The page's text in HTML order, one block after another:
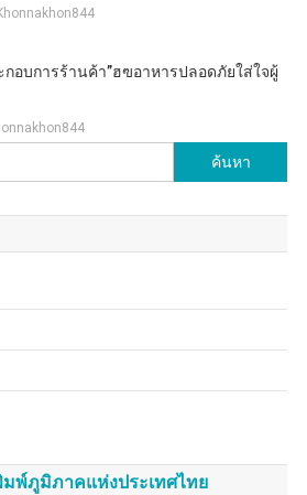
อบการร้านค้า”ฮฃอาหารปลอดภัยใส่ใจผู้
สำหรับ:
พ์ภูมิภาคแห่งประเทศไทย